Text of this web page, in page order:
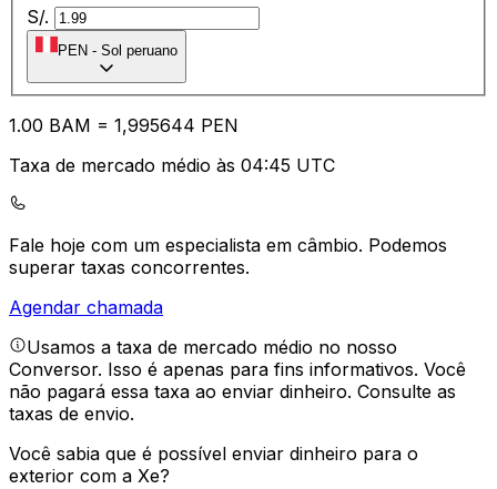
S/.
PEN - Sol peruano
1.00 BAM = 1,995644 PEN
Taxa de mercado médio às 04:45 UTC
Fale hoje com um especialista em câmbio. Podemos
superar taxas concorrentes.
Agendar chamada
Usamos a taxa de mercado médio no nosso
Conversor. Isso é apenas para fins informativos. Você
não pagará essa taxa ao enviar dinheiro. Consulte as
taxas de envio.
Você sabia que é possível enviar dinheiro para o
exterior com a Xe?